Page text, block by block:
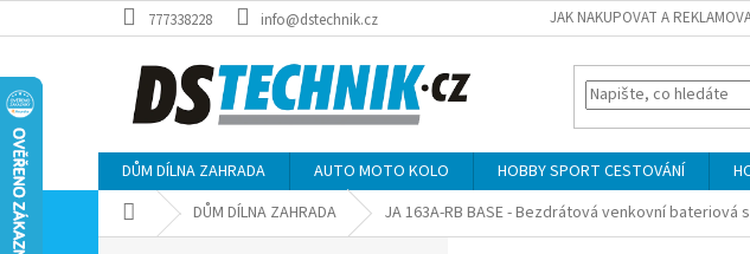
na
777338228 info@dstechnik.cz JAK NAKUPOVAT A
DŮM DÍLNA ZAHRADA AUTO MOTO KOLO HOBBY SPORT CESTOVÁNÍ
Domů DŮM DÍLNA ZAHRADA JA 163A-RB BASE - Bezdrátová venkovní